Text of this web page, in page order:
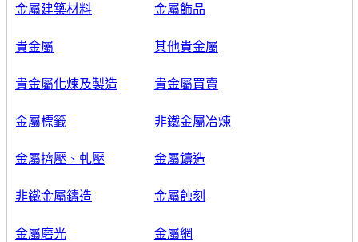
金屬建築材料 金屬飾品
貴金屬 其他貴金屬
貴金屬化煉及製造 貴金屬買賣
金屬標籤 非鐵金屬冶煉
金屬擠壓、軋壓 金屬鑄造
非鐵金屬鑄造 金屬蝕刻
金屬磨光 金屬網